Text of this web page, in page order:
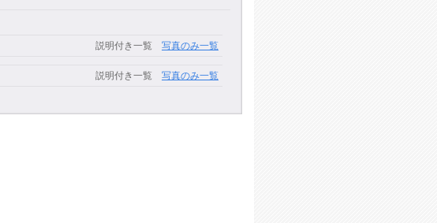
説明付き一覧 写真のみ一覧
説明付き一覧 写真のみ一覧